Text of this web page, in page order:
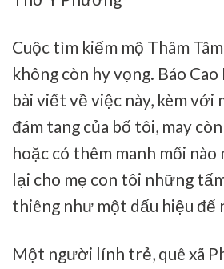
Cuộc tìm kiếm mộ Thâm
không còn hy vọng. Báo
bài viết về việc này, kèm với
đám tang của bố tôi, may
hoặc có thêm manh mối nào
lại cho mẹ con tôi những
thiêng như một dấu hiệu
Một người lính trẻ, quê xã